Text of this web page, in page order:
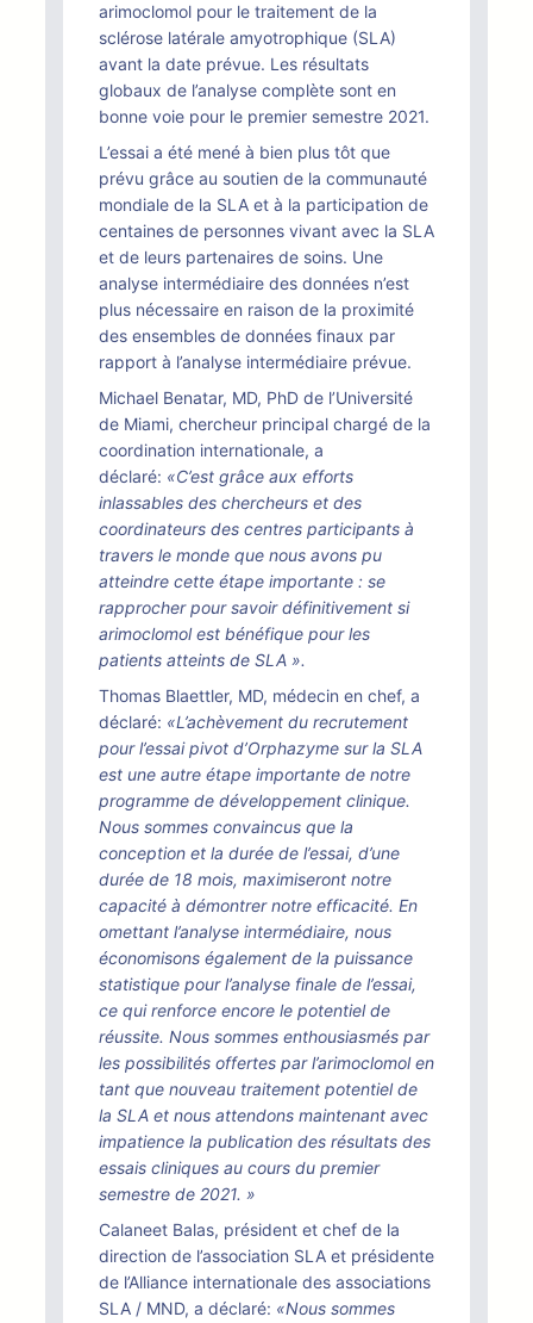
arimoclomol pour le traitement de la
sclérose latérale amyotrophique (SLA)
avant la date prévue. Les résultats
globaux de l’analyse complète sont en
bonne voie pour le premier semestre 2021.
L’essai a été mené à bien plus tôt que
prévu grâce au soutien de la communauté
mondiale de la SLA et à la participation de
centaines de personnes vivant avec la SLA
et de leurs partenaires de soins. Une
analyse intermédiaire des données n’est
plus nécessaire en raison de la proximité
des ensembles de données finaux par
rapport à l’analyse intermédiaire prévue.
Michael Benatar, MD, PhD de l’Université
de Miami, chercheur principal chargé de la
coordination internationale, a
déclaré: «C’est grâce aux efforts
inlassables des chercheurs et des
coordinateurs des centres participants à
travers le monde que nous avons pu
atteindre cette étape importante : se
rapprocher pour savoir définitivement si
arimoclomol est bénéfique pour les
patients atteints de SLA ».
Thomas Blaettler, MD, médecin en chef, a
déclaré: «L’achèvement du recrutement
pour l’essai pivot d’Orphazyme sur la SLA
est une autre étape importante de notre
programme de développement clinique.
Nous sommes convaincus que la
conception et la durée de l’essai, d’une
durée de 18 mois, maximiseront notre
capacité à démontrer notre efficacité. En
omettant l’analyse intermédiaire, nous
économisons également de la puissance
statistique pour l’analyse finale de l’essai,
ce qui renforce encore le potentiel de
réussite. Nous sommes enthousiasmés par
les possibilités offertes par l’arimoclomol en
tant que nouveau traitement potentiel de
la SLA et nous attendons maintenant avec
impatience la publication des résultats des
essais cliniques au cours du premier
semestre de 2021. »
Calaneet Balas, président et chef de la
direction de l’association SLA et présidente
de l’Alliance internationale des associations
SLA / MND, a déclaré: «Nous sommes